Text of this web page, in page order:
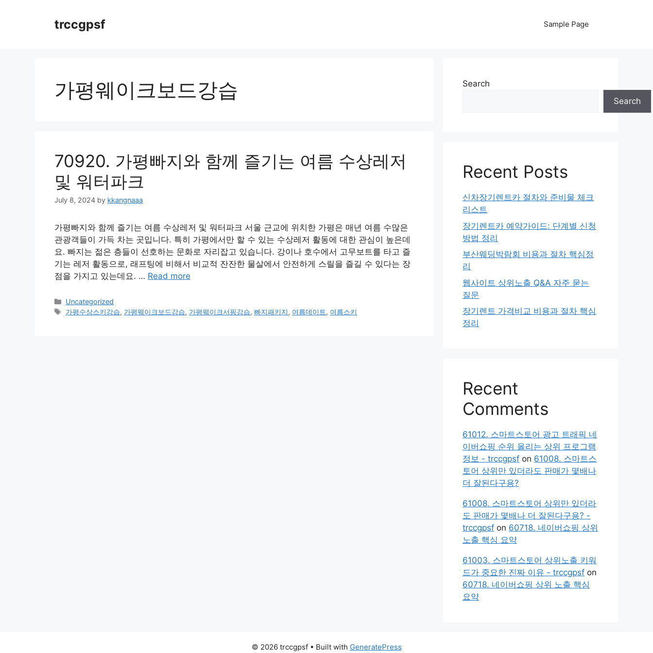
trccgpsf Sample Page
가평웨이크보드강습
70920. 가평빠지와 함께 즐기는 여름 수상레저
및 워터파크
July 8, 2024 by kkangnaaa
가평빠지와 함께 즐기는 여름 수상레저 및 워터파크 서울 근교에 위치한 가평은 매년 여름 수많은
관광객들이 가득 차는 곳입니다. 특히 가평에서만 할 수 있는 수상레저 활동에 대한 관심이 높은데
요. 빠지는 젊은 층들이 선호하는 문화로 자리잡고 있습니다. 강이나 호수에서 고무보트를 타고 즐
기는 레저 활동으로, 래프팅에 비해서 비교적 잔잔한 물살에서 안전하게 스릴을 즐길 수 있다는 장
점을 가지고 있는데요. … Read more
Categories
Uncategorized
Tags
가평수상스키강습, 가평웨이크보드강습, 가평웨이크서핑강습, 빠지패키지, 여름데이트, 여름스키
Search
Search
Recent Posts
신차장기렌트카 절차와 준비물 체크
리스트
장기렌트카 예약가이드: 단계별 신청
방법 정리
부산웨딩박람회 비용과 절차 핵심정
리
웹사이트 상위노출 Q&A 자주 묻는
질문
장기렌트 가격비교 비용과 절차 핵심
정리
Recent
Comments
61012. 스마트스토어 광고 트래픽 네
이버쇼핑 순위 올리는 상위 프로그램
정보 - trccgpsf on 61008. 스마트스
토어 상위만 있더라도 판매가 몇배나
더 잘된다구용?
61008. 스마트스토어 상위만 있더라
도 판매가 몇배나 더 잘된다구용? -
trccgpsf on 60718. 네이버쇼핑 상위
노출 핵심 요약
61003. 스마트스토어 상위노출 키워
드가 중요한 진짜 이유 - trccgpsf on
60718. 네이버쇼핑 상위 노출 핵심
요약
© 2026 trccgpsf• Built with GeneratePress